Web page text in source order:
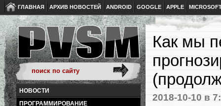
ГЛАВНАЯ АРХИВ НОВОСТЕЙ ANDROID GOOGLE APPLE
НОВОСТИ
ПРОГРАММИРОВАНИЕ
Как мы
2018-10-10 в